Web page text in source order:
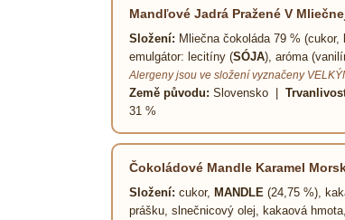
Mandľové Jadrá Pražené V
Složení: Mliečna čokoláda 79 % (cukor,
emulgátor: lecitíny (SÓJA), aróma
Alergeny jsou ve složení vyznačeny
Země původu: Slovensko |
31 %
Čokoládové Mandle Karamel
Složení: cukor, MANDLE (24,75 %),
prášku, slnečnicový olej, kakaová